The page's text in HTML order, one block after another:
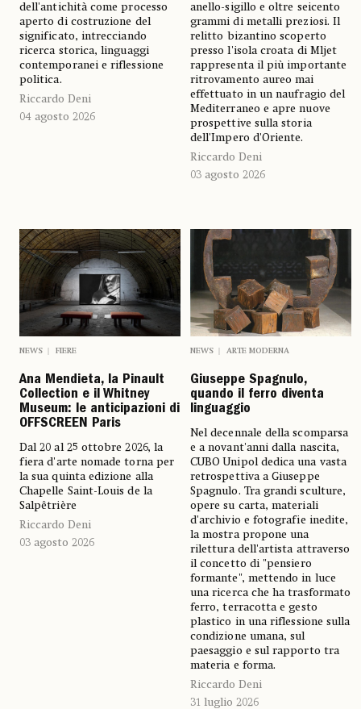
dell'antichità come processo
aperto di costruzione del
significato, intrecciando
ricerca storica, linguaggi
contemporanei e riflessione
politica.
Riccardo Deni
04 agosto 2026
anello-sigillo e oltre seicento
grammi di metalli preziosi. Il
relitto bizantino scoperto
presso l'isola croata di Mljet
rappresenta il più importante
ritrovamento aureo mai
effettuato in un naufragio del
Mediterraneo e apre nuove
prospettive sulla storia
dell'Impero d'Oriente.
Riccardo Deni
03 agosto 2026
NEWS FIERE
Ana Mendieta, la Pinault
Collection e il Whitney
Museum: le anticipazioni di
OFFSCREEN Paris
Dal 20 al 25 ottobre 2026, la
fiera d'arte nomade torna per
la sua quinta edizione alla
Chapelle Saint-Louis de la
Salpêtrière
Riccardo Deni
03 agosto 2026
NEWS ARTE MODERNA
Giuseppe Spagnulo,
quando il ferro diventa
linguaggio
Nel decennale della scomparsa
e a novant'anni dalla nascita,
CUBO Unipol dedica una vasta
retrospettiva a Giuseppe
Spagnulo. Tra grandi sculture,
opere su carta, materiali
d'archivio e fotografie inedite,
la mostra propone una
rilettura dell'artista attraverso
il concetto di "pensiero
formante", mettendo in luce
una ricerca che ha trasformato
ferro, terracotta e gesto
plastico in una riflessione sulla
condizione umana, sul
paesaggio e sul rapporto tra
materia e forma.
Riccardo Deni
31 luglio 2026